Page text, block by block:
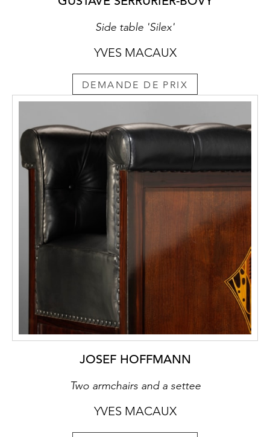
Side table 'Silex'
YVES MACAUX
DEMANDE DE PRIX
JOSEF HOFFMANN
Two armchairs and a settee
YVES MACAUX